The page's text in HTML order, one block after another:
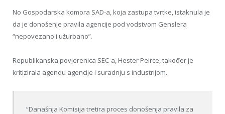
No Gospodarska komora SAD-a, koja zastupa tvrtke, istaknula je
da je donošenje pravila agencije pod vodstvom Genslera
“nepovezano i užurbano”.
Republikanska povjerenica SEC-a, Hester Peirce, također je
kritizirala agendu agencije i suradnju s industrijom.
“Današnja Komisija tretira proces donošenja pravila za